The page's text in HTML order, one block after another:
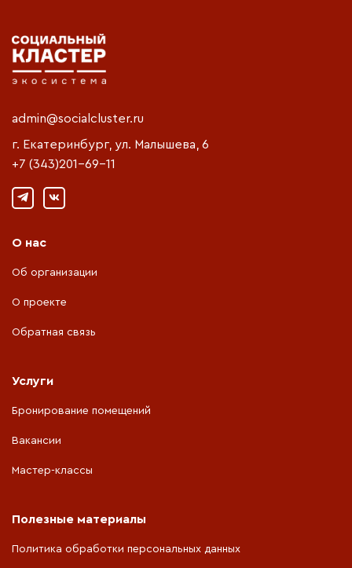
admin@socialcluster.ru
г. Екатеринбург, ул. Малышева, 6
+7 (343)201-69-11
О нас
Об организации
О проекте
Обратная связь
Услуги
Бронирование помещений
Вакансии
Мастер-классы
Полезные материалы
Политика обработки персональных данных